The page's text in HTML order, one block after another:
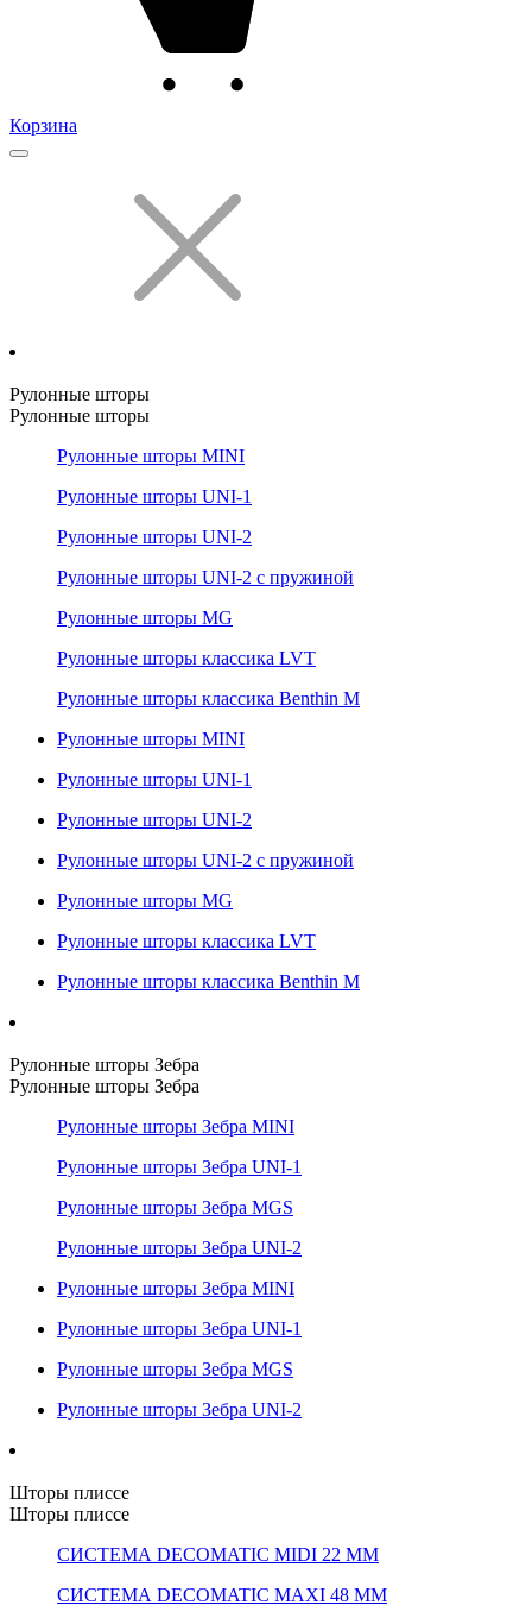
Корзина
Рулонные шторы
Рулонные шторы
Рулонные шторы MINI
Рулонные шторы UNI-1
Рулонные шторы UNI-2
Рулонные шторы UNI-2 с пружиной
Рулонные шторы MG
Рулонные шторы классика LVT
Рулонные шторы классика Benthin M
Рулонные шторы MINI
Рулонные шторы UNI-1
Рулонные шторы UNI-2
Рулонные шторы UNI-2 с пружиной
Рулонные шторы MG
Рулонные шторы классика LVT
Рулонные шторы классика Benthin M
Рулонные шторы Зебра
Рулонные шторы Зебра
Рулонные шторы Зебра MINI
Рулонные шторы Зебра UNI-1
Рулонные шторы Зебра MGS
Рулонные шторы Зебра UNI-2
Рулонные шторы Зебра MINI
Рулонные шторы Зебра UNI-1
Рулонные шторы Зебра MGS
Рулонные шторы Зебра UNI-2
Шторы плиссе
Шторы плиссе
СИСТЕМА DECOMATIC MIDI 22 ММ
СИСТЕМА DECOMATIC MAXI 48 ММ